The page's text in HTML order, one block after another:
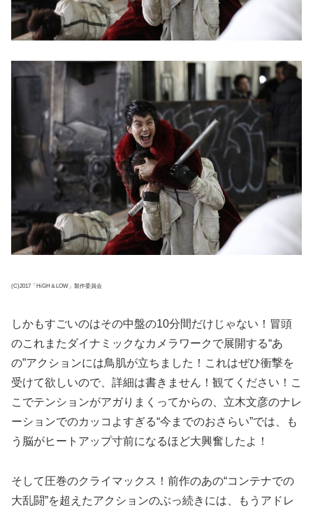
(C)2017「HiGH＆LOW」製作委員会
しかもすごいのはその中盤の10分間だけじゃない！冒頭
のこれまたダイナミックなカメラワークで展開する“あ
の”アクションには鳥肌が立ちました！これはぜひ衝撃を
受けて欲しいので、詳細は書きません！観てください！こ
こでテンションがアガりまくってからの、立木文彦のナレ
ーションでのカッコよすぎる“今までのおさらい”では、も
う脳がヒートアップ寸前になるほど大興奮したよ！
そして圧巻のクライマックス！前作のあの“コンテナでの
大乱闘”を超えたアクションのぶっ続きには、もうアドレ